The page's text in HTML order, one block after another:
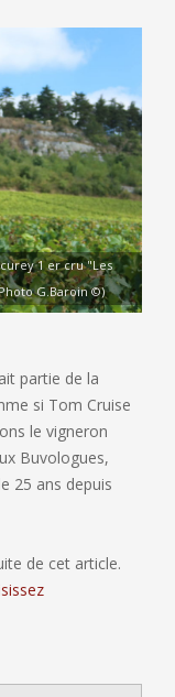
1 er cru "Les
G.Baroin ©)
partie de la
si Tom Cruise
le vigneron
Buvologues,
25 ans depuis
de cet article.